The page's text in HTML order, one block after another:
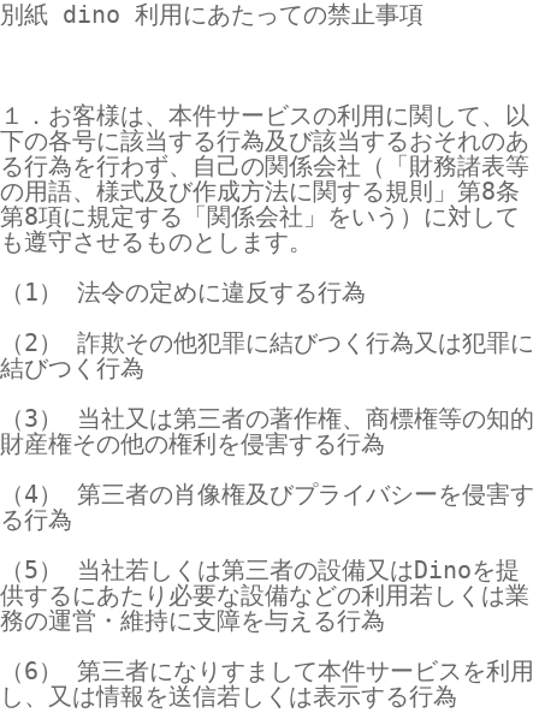
別紙 dino 利用にあたっての禁止事項
１．お客様は、本件サービスの利用に関して、以
下の各号に該当する行為及び該当するおそれのあ
る行為を行わず、自己の関係会社（「財務諸表等
の用語、様式及び作成方法に関する規則」第8条
第8項に規定する「関係会社」をいう）に対して
も遵守させるものとします。
（1） 法令の定めに違反する行為
（2） 詐欺その他犯罪に結びつく行為又は犯罪に
結びつく行為
（3） 当社又は第三者の著作権、商標権等の知的
財産権その他の権利を侵害する行為
（4） 第三者の肖像権及びプライバシーを侵害す
る行為
（5） 当社若しくは第三者の設備又はDinoを提
供するにあたり必要な設備などの利用若しくは業
務の運営・維持に支障を与える行為
（6） 第三者になりすまして本件サービスを利用
し、又は情報を送信若しくは表示する行為